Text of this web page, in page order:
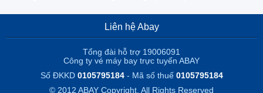
Liên hệ Abay
Tổng đài hỗ trợ 19006091
Công ty vé máy bay trực tuyến ABAY
Số ĐKKD 0105795184- Mã số thuế 0105795184
© 2012 ABAY Copyright. All Rights Reserved